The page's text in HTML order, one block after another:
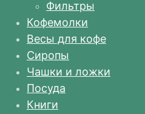
Фильтры
Кофемолки
Весы для кофе
Сиропы
Чашки и ложки
Посуда
Книги